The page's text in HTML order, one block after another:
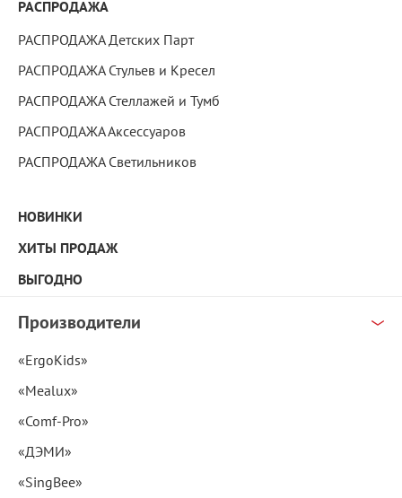
РАСПРОДАЖА
РАСПРОДАЖА Детских Парт
РАСПРОДАЖА Стульев и Кресел
РАСПРОДАЖА Стеллажей и Тумб
РАСПРОДАЖА Аксессуаров
РАСПРОДАЖА Светильников
НОВИНКИ
ХИТЫ ПРОДАЖ
ВЫГОДНО
Производители
«ErgoKids»
«Mealux»
«Comf-Pro»
«ДЭМИ»
«SingBee»